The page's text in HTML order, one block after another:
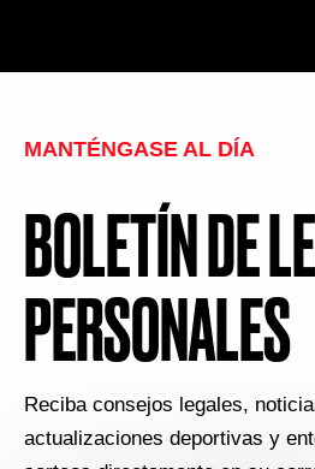
MANTÉNGASE AL DÍA
BOLETÍN DE
PERSONALES
Reciba consejos legales,
actualizaciones deportivas y